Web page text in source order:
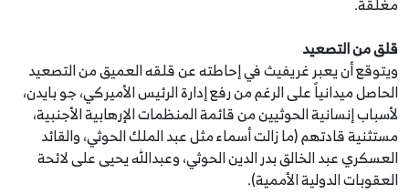
قلق من التصعيد
ويتوقع أن يعبر غريفيث في إحاطته عن قلقه العميق من التصعيد
الحاصل ميدانياً على الرغم من رفع إدارة الرئيس الأميركي، جو بايدن،
لأسباب إنسانية الحوثيين من قائمة المنظمات الإرهابية الأجنبية،
مستثنية قادتهم (ما زالت أسماء مثل عبد الملك الحوثي، والقائد
العسكري عبد الخالق بدر الدين الحوثي، وعبدالله يحيى على لائحة
العقوبات الدولية الأممية).